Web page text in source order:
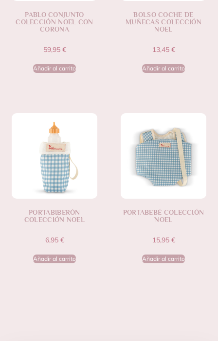
PABLO CONJUNTO
COLECCIÓN NOEL CON
CORONA
59,95 €
Añadir al carrito
BOLSO COCHE DE
MUÑECAS COLECCIÓN
NOEL
13,45 €
Añadir al carrito
PORTABIBERÓN
COLECCIÓN NOEL
6,95 €
Añadir al carrito
PORTABEBÉ COLECCIÓN
NOEL
15,95 €
Añadir al carrito